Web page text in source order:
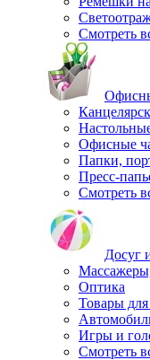
Смотреть
Офисные
Папки,
Пресс-
Смотреть
Досуг
Оптика
Товары
Игры и
Смотреть